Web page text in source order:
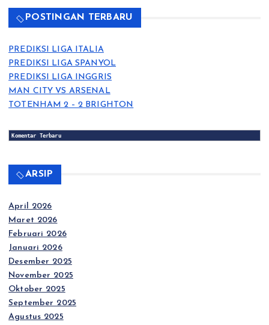
POSTINGAN TERBARU
PREDIKSI LIGA ITALIA
PREDIKSI LIGA SPANYOL
PREDIKSI LIGA INGGRIS
MAN CITY VS ARSENAL
TOTENHAM 2 – 2 BRIGHTON
Komentar Terbaru
ARSIP
April 2026
Maret 2026
Februari 2026
Januari 2026
Desember 2025
November 2025
Oktober 2025
September 2025
Agustus 2025